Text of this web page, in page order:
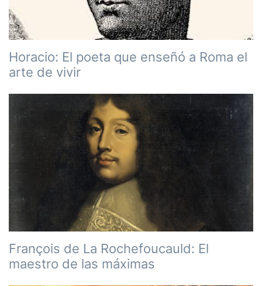
Horacio: El poeta que enseñó a Roma el
arte de vivir
François de La Rochefoucauld: El
maestro de las máximas